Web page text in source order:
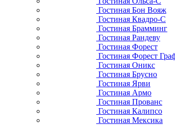
Гостиная Бон Вояж
Гостиная Квадро-С
Гостиная Брамминг
Гостиная Рандеву
Гостиная Форест
Гостиная Форест
Гостиная Оникс
Гостиная Брусно
Гостиная Ярви
Гостиная Армо
Гостиная Прованс
Гостиная Калипсо
Гостиная Мексика